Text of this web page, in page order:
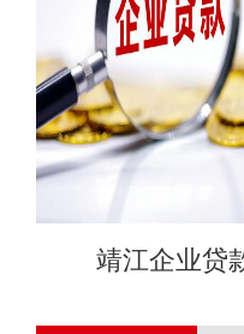
靖江企业贷